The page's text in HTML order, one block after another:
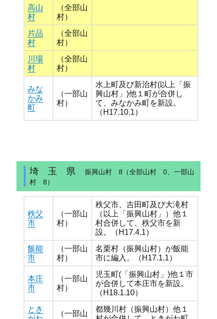
高山
村
（全部山
村）
片品
村
（全部山
村）
川場
村
（全部山
村）
みな
かみ
町
（一部山
村）
水上町及び新治村(以上「振
興山村」)他１町が合併し
て、みなかみ町を新設。
（H17.10.1）
埼 玉 県振興山村 8（全部山村 0、一部山
村 8）
秩父
市
（一部山
村）
秩父市、吉田町及び大滝村
（以上「振興山村」）他１
村合併して、秩父市を新
設。（H17.4.1）
飯能
市
（一部山
村）
名栗村（振興山村）が飯能
市に編入。（H17.1.1）
本庄
市
（一部山
村）
児玉町(「振興山村」)他１市
が合併して本庄市を新設。
（H18.1.10）
とき
（一部山
都幾川村（振興山村）他１